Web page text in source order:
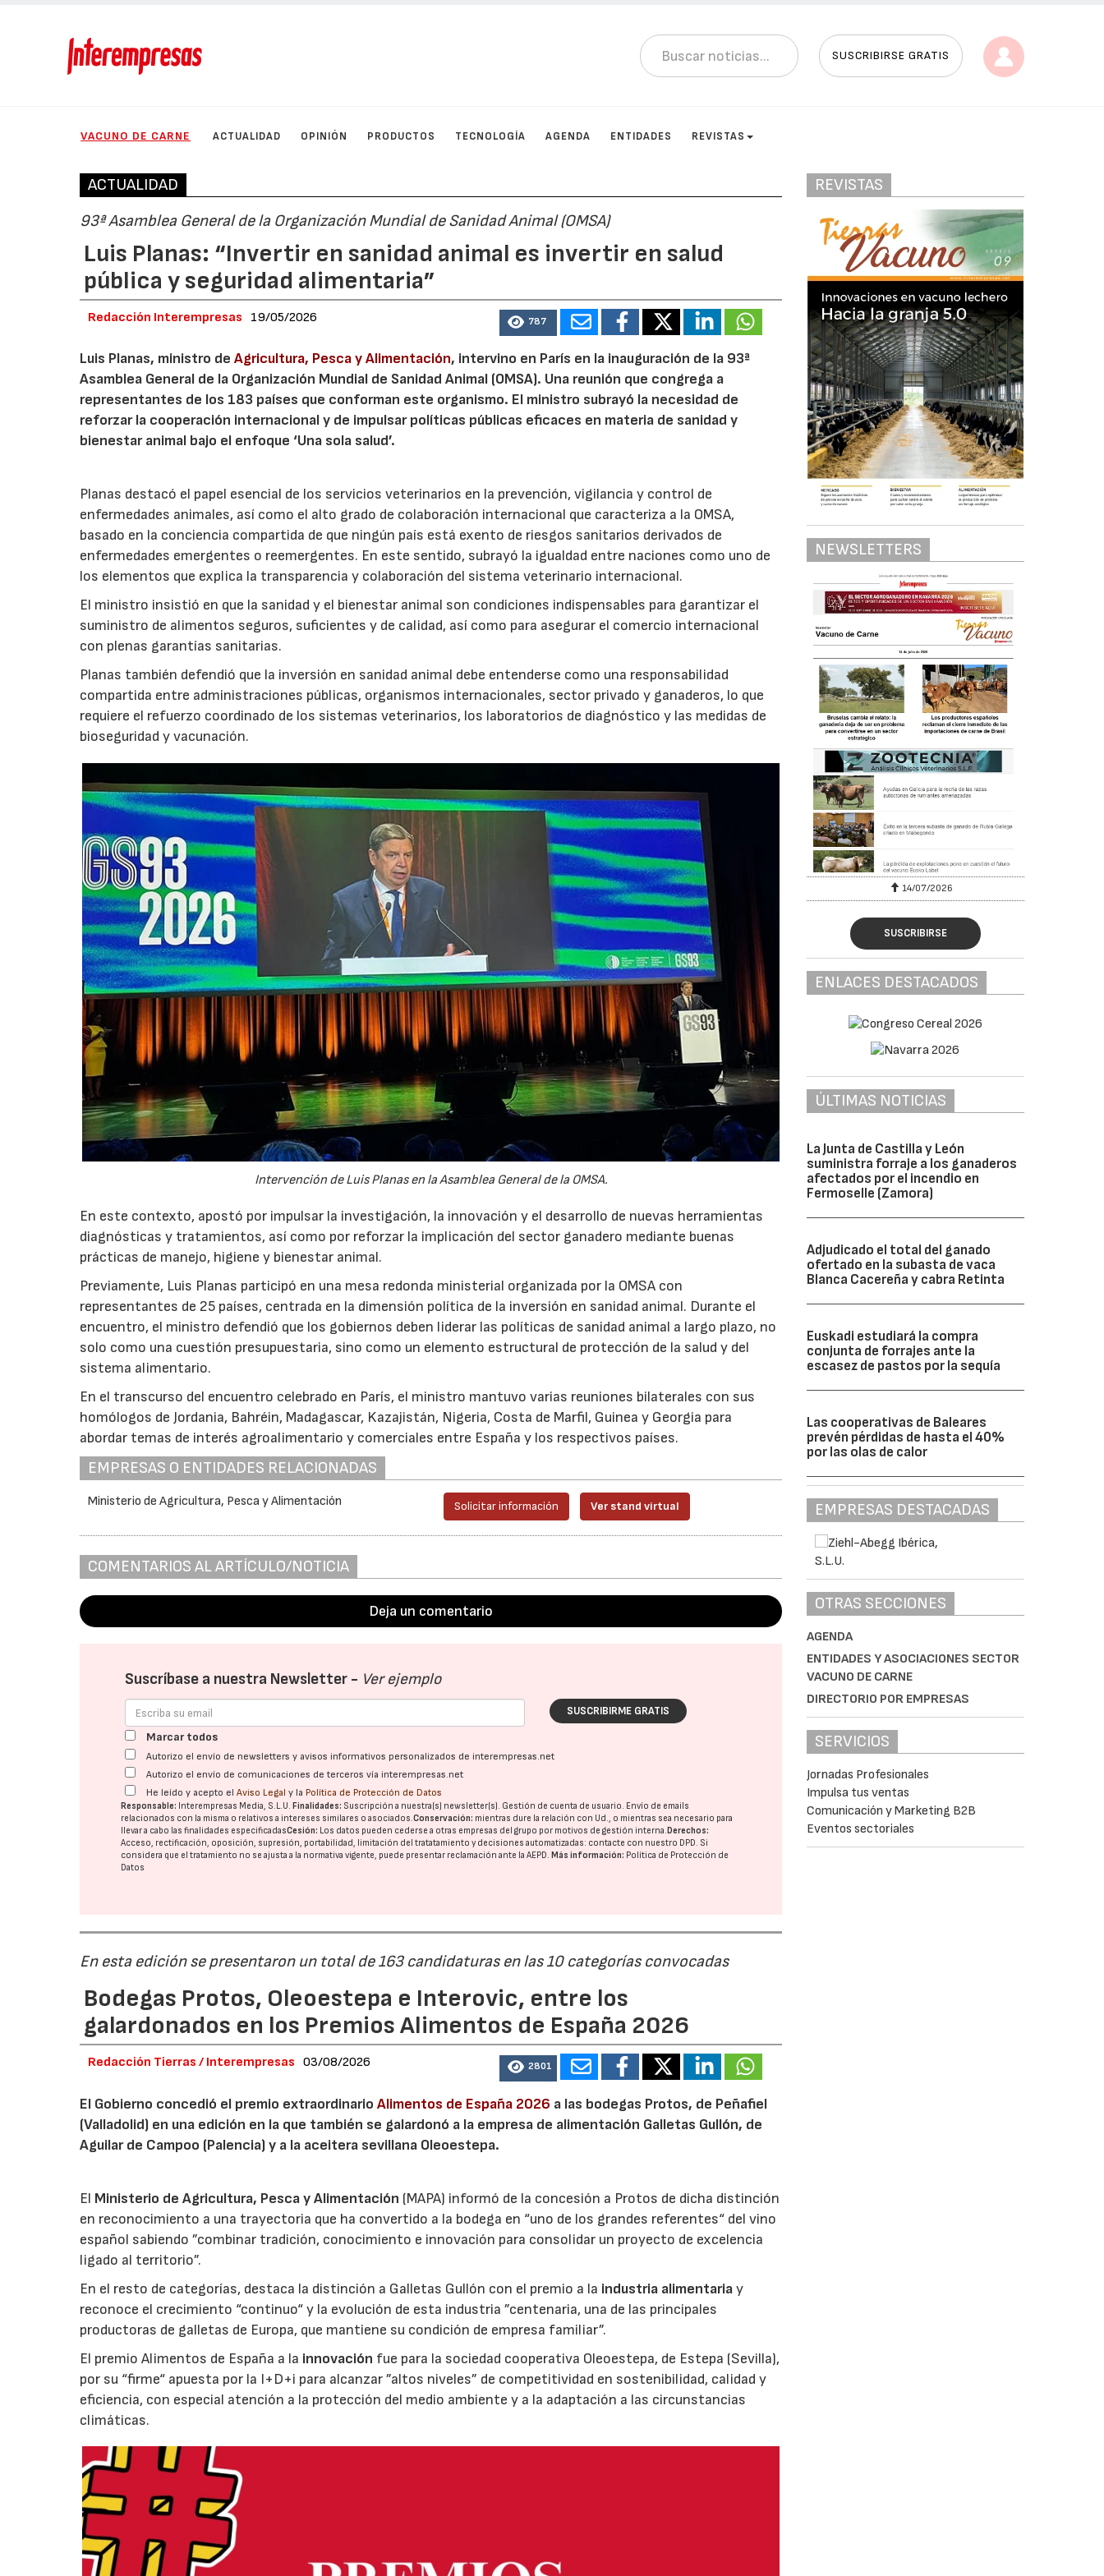
SUSCRIBIRSE GRATIS
VACUNO DE CARNE ACTUALIDAD OPINIÓN PRODUCTOS TECNOLOGÍA AGENDA ENTIDADES REVISTAS
ACTUALIDAD
93ª Asamblea General de la Organización Mundial de Sanidad Animal (OMSA)
Luis Planas: “Invertir en sanidad animal es invertir en salud
pública y seguridad alimentaria”
Redacción Interempresas 19/05/2026 787
Luis Planas, ministro deAgricultura, Pesca y Alimentación, intervino en París en la inauguración de la 93ª
Asamblea General de la Organización Mundial de Sanidad Animal (OMSA). Una reunión que congrega a
representantes de los 183 países que conforman este organismo. El ministro subrayó la necesidad de
reforzar la cooperación internacional y de impulsar políticas públicas eficaces en materia de sanidad y
bienestar animal bajo el enfoque ‘Una sola salud’.
Planas destacó el papel esencial de los servicios veterinarios en la prevención, vigilancia y control de
enfermedades animales, así como el alto grado de colaboración internacional que caracteriza a la OMSA,
basado en la conciencia compartida de que ningún país está exento de riesgos sanitarios derivados de
enfermedades emergentes o reemergentes. En este sentido, subrayó la igualdad entre naciones como uno de
los elementos que explica la transparencia y colaboración del sistema veterinario internacional.
El ministro insistió en que la sanidad y el bienestar animal son condiciones indispensables para garantizar el
suministro de alimentos seguros, suficientes y de calidad, así como para asegurar el comercio internacional
con plenas garantías sanitarias.
Planas también defendió que la inversión en sanidad animal debe entenderse como una responsabilidad
compartida entre administraciones públicas, organismos internacionales, sector privado y ganaderos, lo que
requiere el refuerzo coordinado de los sistemas veterinarios, los laboratorios de diagnóstico y las medidas de
bioseguridad y vacunación.
Intervención de Luis Planas en la Asamblea General de la OMSA.
En este contexto, apostó por impulsar la investigación, la innovación y el desarrollo de nuevas herramientas
diagnósticas y tratamientos, así como por reforzar la implicación del sector ganadero mediante buenas
prácticas de manejo, higiene y bienestar animal.
Previamente, Luis Planas participó en una mesa redonda ministerial organizada por la OMSA con
representantes de 25 países, centrada en la dimensión política de la inversión en sanidad animal. Durante el
encuentro, el ministro defendió que los gobiernos deben liderar las políticas de sanidad animal a largo plazo, no
solo como una cuestión presupuestaria, sino como un elemento estructural de protección de la salud y del
sistema alimentario.
En el transcurso del encuentro celebrado en París, el ministro mantuvo varias reuniones bilaterales con sus
homólogos de Jordania, Bahréin, Madagascar, Kazajistán, Nigeria, Costa de Marfil, Guinea y Georgia para
abordar temas de interés agroalimentario y comerciales entre España y los respectivos países.
EMPRESAS O ENTIDADES RELACIONADAS
Ministerio de Agricultura, Pesca y Alimentación Solicitar información Ver stand virtual
COMENTARIOS AL ARTÍCULO/NOTICIA
Deja un comentario
Suscríbase a nuestra Newsletter - Ver ejemplo
SUSCRIBIRME GRATIS
Marcar todos
Autorizo el envío de newsletters y avisos informativos personalizados de interempresas.net
Autorizo el envío de comunicaciones de terceros vía interempresas.net
He leído y acepto elAviso Legal y la Política de Protección de Datos
Responsable: Interempresas Media, S.L.U. Finalidades: Suscripción a nuestra(s) newsletter(s). Gestión de cuenta de usuario. Envío de emails
relacionados con la misma o relativos a intereses similares o asociados.Conservación: mientras dure la relación con Ud., o mientras sea necesario para
llevar a cabo las finalidades especificadasCesión: Los datos pueden cederse a otras empresas del grupo por motivos de gestión interna. Derechos:
Acceso, rectificación, oposición, supresión, portabilidad, limitación del tratatamiento y decisiones automatizadas: contacte con nuestro DPD. Si
considera que el tratamiento no se ajusta a la normativa vigente, puede presentar reclamación ante laAEPD. Más información: Política de Protección de
Datos
En esta edición se presentaron un total de 163 candidaturas en las 10 categorías convocadas
Bodegas Protos, Oleoestepa e Interovic, entre los
galardonados en los Premios Alimentos de España 2026
Redacción Tierras / Interempresas 03/08/2026 2801
El Gobierno concedió el premio extraordinarioAlimentos de España 2026 a las bodegas Protos, de Peñafiel
(Valladolid) en una edición en la que también se galardonó a la empresa de alimentación Galletas Gullón, de
Aguilar de Campoo (Palencia) y a la aceitera sevillana Oleoestepa.
El Ministerio de Agricultura, Pesca y Alimentación (MAPA) informó de la concesión a Protos de dicha distinción
en reconocimiento a una trayectoria que ha convertido a la bodega en “uno de los grandes referentes“ del vino
español sabiendo ”combinar tradición, conocimiento e innovación para consolidar un proyecto de excelencia
ligado al territorio”.
En el resto de categorías, destaca la distinción a Galletas Gullón con el premio a la industria alimentariay
reconoce el crecimiento “continuo“ y la evolución de esta industria ”centenaria, una de las principales
productoras de galletas de Europa, que mantiene su condición de empresa familiar”.
El premio Alimentos de España a la innovación fue para la sociedad cooperativa Oleoestepa, de Estepa (Sevilla),
por su “firme“ apuesta por la I+D+i para alcanzar ”altos niveles” de competitividad en sostenibilidad, calidad y
eficiencia, con especial atención a la protección del medio ambiente y a la adaptación a las circunstancias
climáticas.
REVISTAS
NEWSLETTERS
14/07/2026 28/07/2026 14/07/2026
SUSCRIBIRSE
ENLACES DESTACADOS
ÚLTIMAS NOTICIAS
La Junta de Castilla y León
suministra forraje a los ganaderos
afectados por el incendio en
Fermoselle (Zamora)
Adjudicado el total del ganado
ofertado en la subasta de vaca
Blanca Cacereña y cabra Retinta
Euskadi estudiará la compra
conjunta de forrajes ante la
escasez de pastos por la sequía
Las cooperativas de Baleares
prevén pérdidas de hasta el 40%
por las olas de calor
EMPRESAS DESTACADAS
OTRAS SECCIONES
AGENDA
ENTIDADES Y ASOCIACIONES SECTOR
VACUNO DE CARNE
DIRECTORIO POR EMPRESAS
SERVICIOS
Jornadas Profesionales
Impulsa tus ventas
Comunicación y Marketing B2B
Eventos sectoriales